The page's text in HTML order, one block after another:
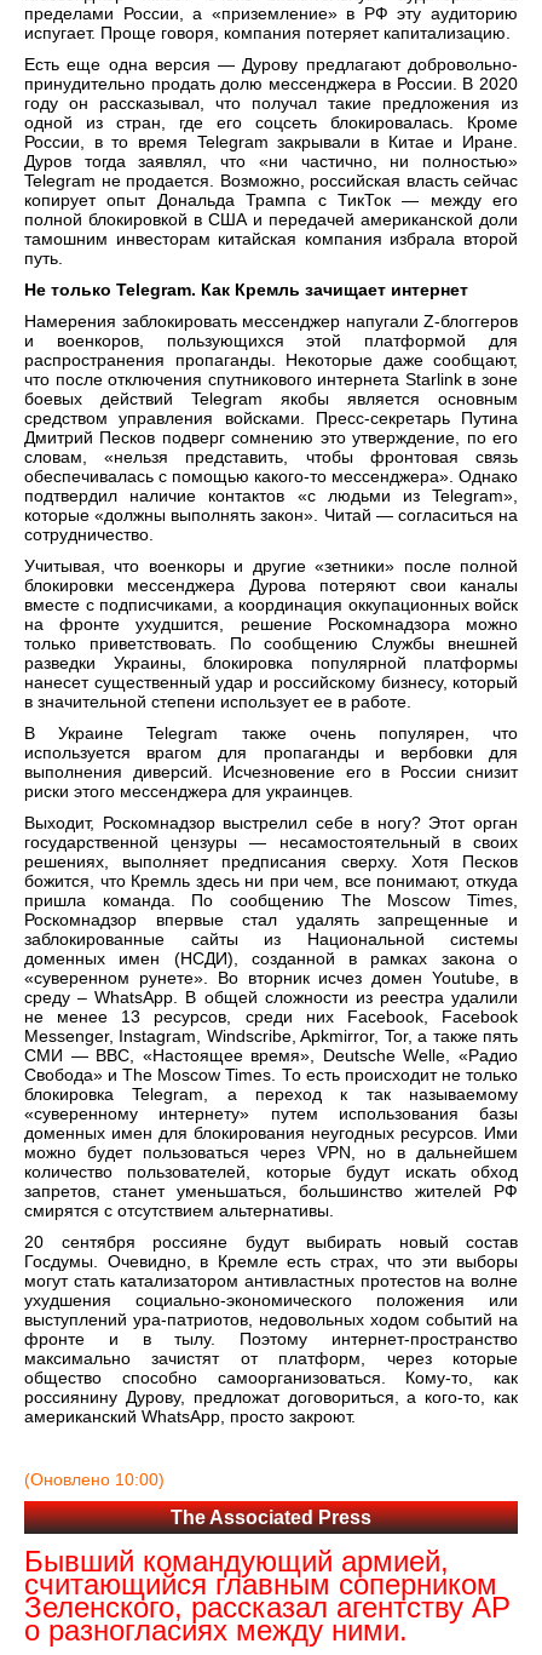
пределами России, а «приземление» в РФ эту аудиторию
испугает. Проще говоря, компания потеряет капитализацию.
Есть еще одна версия — Дурову предлагают добровольно-
принудительно продать долю мессенджера в России. В 2020
году он рассказывал, что получал такие предложения из
одной из стран, где его соцсеть блокировалась. Кроме
России, в то время Telegram закрывали в Китае и Иране.
Дуров тогда заявлял, что «ни частично, ни полностью»
Telegram не продается. Возможно, российская власть сейчас
копирует опыт Дональда Трампа с ТикТок — между его
полной блокировкой в США и передачей американской доли
тамошним инвесторам китайская компания избрала второй
путь.
Не только Telegram. Как Кремль зачищает интернет
Намерения заблокировать мессенджер напугали Z-блоггеров
и военкоров, пользующихся этой платформой для
распространения пропаганды. Некоторые даже сообщают,
что после отключения спутникового интернета Starlink в зоне
боевых действий Telegram якобы является основным
средством управления войсками. Пресс-секретарь Путина
Дмитрий Песков подверг сомнению это утверждение, по его
словам, «нельзя представить, чтобы фронтовая связь
обеспечивалась с помощью какого-то мессенджера». Однако
подтвердил наличие контактов «с людьми из Telegram»,
которые «должны выполнять закон». Читай — согласиться на
сотрудничество.
Учитывая, что военкоры и другие «зетники» после полной
блокировки мессенджера Дурова потеряют свои каналы
вместе с подписчиками, а координация оккупационных войск
на фронте ухудшится, решение Роскомнадзора можно
только приветствовать. По сообщению Службы внешней
разведки Украины, блокировка популярной платформы
нанесет существенный удар и российскому бизнесу, который
в значительной степени использует ее в работе.
В Украине Telegram также очень популярен, что
используется врагом для пропаганды и вербовки для
выполнения диверсий. Исчезновение его в России снизит
риски этого мессенджера для украинцев.
Выходит, Роскомнадзор выстрелил себе в ногу? Этот орган
государственной цензуры — несамостоятельный в своих
решениях, выполняет предписания сверху. Хотя Песков
божится, что Кремль здесь ни при чем, все понимают, откуда
пришла команда. По сообщению The Moscow Times,
Роскомнадзор впервые стал удалять запрещенные и
заблокированные сайты из Национальной системы
доменных имен (НСДИ), созданной в рамках закона о
«суверенном рунете». Во вторник исчез домен Youtube, в
среду – WhatsАpp. В общей сложности из реестра удалили
не менее 13 ресурсов, среди них Facebook, Facebook
Messenger, Instagram, Windscribe, Apkmirror, Tor, а также пять
СМИ — BBC, «Настоящее время», Deutsche Welle, «Радио
Свобода» и The Moscow Times. То есть происходит не только
блокировка Telegram, а переход к так называемому
«суверенному интернету» путем использования базы
доменных имен для блокирования неугодных ресурсов. Ими
можно будет пользоваться через VPN, но в дальнейшем
количество пользователей, которые будут искать обход
запретов, станет уменьшаться, большинство жителей РФ
смирятся с отсутствием альтернативы.
20 сентября россияне будут выбирать новый состав
Госдумы. Очевидно, в Кремле есть страх, что эти выборы
могут стать катализатором антивластных протестов на волне
ухудшения социально-экономического положения или
выступлений ура-патриотов, недовольных ходом событий на
фронте и в тылу. Поэтому интернет-пространство
максимально зачистят от платформ, через которые
общество способно самоорганизоваться. Кому-то, как
россиянину Дурову, предложат договориться, а кого-то, как
американский WhatsАpp, просто закроют.
(Оновлено 10:00)
The Associated Press
Бывший командующий армией,
считающийся главным соперником
Зеленского, рассказал агентству AP
о разногласиях между ними.